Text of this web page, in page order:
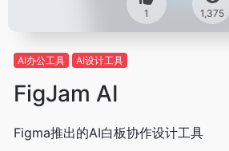
1 1,375
AI办公工具 AI设计工具
FigJam AI
Figma推出的AI白板协作设计工具